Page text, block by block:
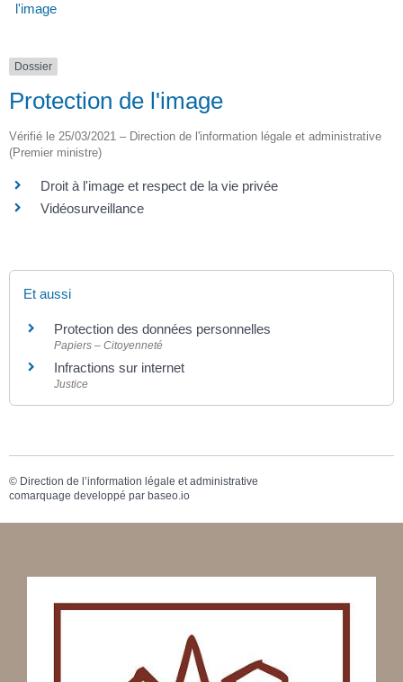
l'image
Dossier
Protection de l'image
Vérifié le 25/03/2021 – Direction de l'information légale et administrative
(Premier ministre)
Droit à l'image et respect de la vie privée
Vidéosurveillance
Et aussi
Protection des données personnelles
Papiers – Citoyenneté
Infractions sur internet
Justice
© Direction de l’information légale et administrative
comarquage developpé par baseo.io